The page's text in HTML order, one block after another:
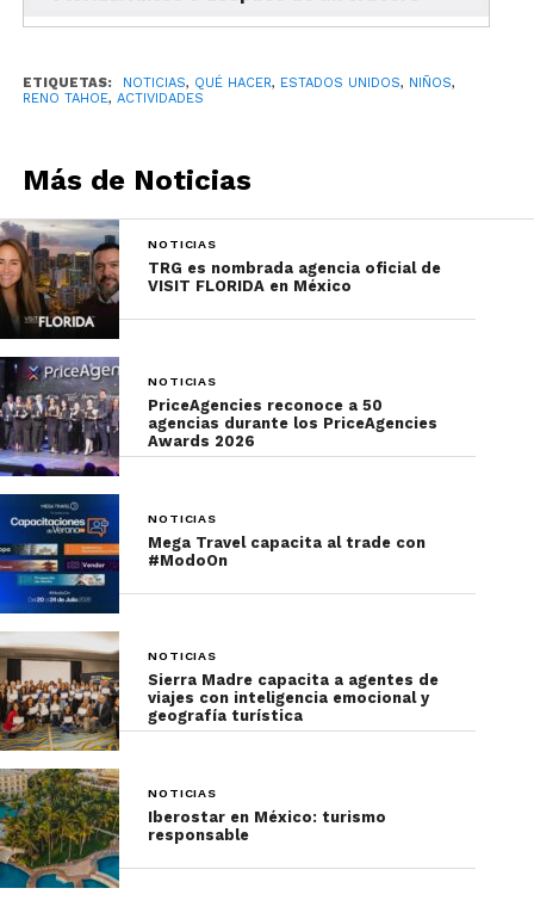
En este lugar los niños pueden pasar tiempo en
disfrutar de cualquiera de sus increíbles shows de
Hospedaje para soñar en grande
Otro aspecto importante a la hora de viajar con
niños es el hospedaje. En Reno Tahoe hay una
amplia gama de hoteles planeados para ellos,
como Grand Sierra Resort, que cuenta con una sala
de cine, una sala de videojuegos gigante, un
estadio de realidad virtual y un laser tag.
También tiene una pista de Go-Kart, un minigolf y
Ultimate Rush, un columpio gigante que lanzará a
los más valientes a más de 50 metros de altura,
atracciones perfectas para crear recuerdos llenos
de adrenalina.
ETIQUETAS: NOTICIAS, QUÉ HACER, ESTADOS UNIDOS, NIÑOS,
RENO TAHOE, ACTIVIDADES
Más de Noticias
NOTICIAS
TRG es nombrada agencia oficial de
VISIT FLORIDA en México
NOTICIAS
PriceAgencies reconoce a 50
agencias durante los PriceAgencies
Awards 2026
NOTICIAS
Mega Travel capacita al trade con
#ModoOn
NOTICIAS
Sierra Madre capacita a agentes de
viajes con inteligencia emocional y
geografía turística
NOTICIAS
Iberostar en México: turismo
responsable